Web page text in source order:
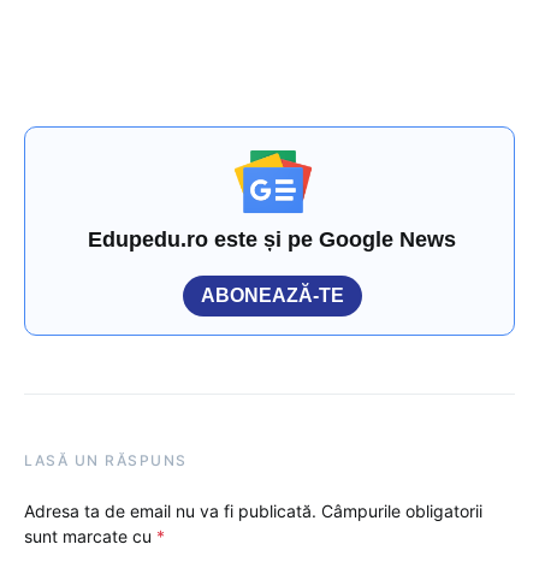
Edupedu.ro este și pe Google News
ABONEAZĂ-TE
LASĂ UN RĂSPUNS
Adresa ta de email nu va fi publicată. Câmpurile obligatorii
sunt marcate cu *